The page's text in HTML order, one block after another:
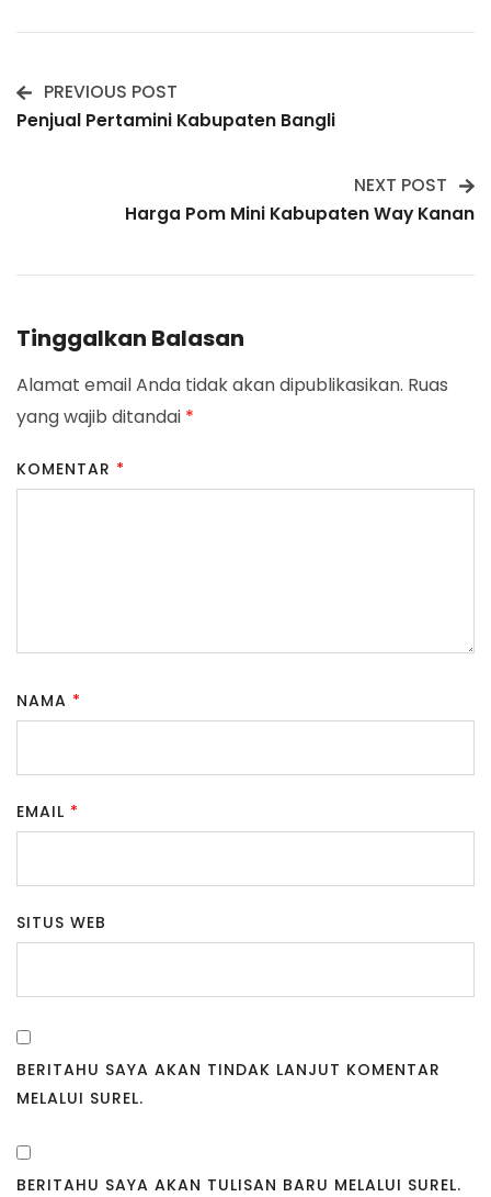
Post
PREVIOUS POST
Penjual Pertamini Kabupaten Bangli
NEXT POST
Harga Pom Mini Kabupaten Way Kanan
Tinggalkan Balasan
Alamat email Anda tidak akan dipublikasikan. Ruas
yang wajib ditandai *
KOMENTAR *
NAMA *
EMAIL *
SITUS WEB
BERITAHU SAYA AKAN TINDAK LANJUT KOMENTAR
MELALUI SUREL.
BERITAHU SAYA AKAN TULISAN BARU MELALUI SUREL.